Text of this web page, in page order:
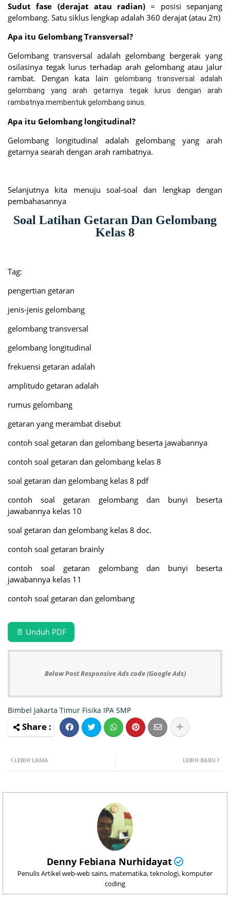
Sudut fase (derajat atau radian)= posisi sepanjang
gelombang. Satu siklus lengkap adalah 360 derajat (atau 2π)
Apa itu Gelombang Transversal?
Gelombang transversal adalah gelombang bergerak yang
osilasinya tegak lurus terhadap arah gelombang atau jalur
rambat. Dengan kata lain
gelombang transversal adalah
gelombang yang arah getarnya tegak lurus dengan arah
rambatnya membentuk gelombang sinus.
Apa itu Gelombang longitudinal?
Gelombang longitudinal adalah gelombang yang arah
getarnya searah dengan arah rambatnya.
Selanjutnya kita menuju soal-soal dan lengkap dengan
pembahasannya
Soal Latihan Getaran Dan Gelombang
Kelas 8
Tag:
pengertian getaran
jenis-jenis gelombang
gelombang transversal
gelombang longitudinal
frekuensi getaran adalah
amplitudo getaran adalah
rumus gelombang
getaran yang merambat disebut
contoh soal getaran dan gelombang beserta jawabannya
contoh soal getaran dan gelombang kelas 8
soal getaran dan gelombang kelas 8 pdf
contoh soal getaran gelombang dan bunyi beserta
jawabannya kelas 10
soal getaran dan gelombang kelas 8 doc.
contoh soal getaran brainly
contoh soal getaran gelombang dan bunyi beserta
jawabannya kelas 11
contoh soal getaran dan gelombang
📄 Unduh PDF
Below Post Responsive Ads code (Google Ads)
Bimbel Jakarta Timur Fisika IPA SMP
LEBIH BARU
LEBIH LAMA
Denny Febiana Nurhidayat
Penulis Artikel web-web sains, matematika, teknologi, komputer
coding